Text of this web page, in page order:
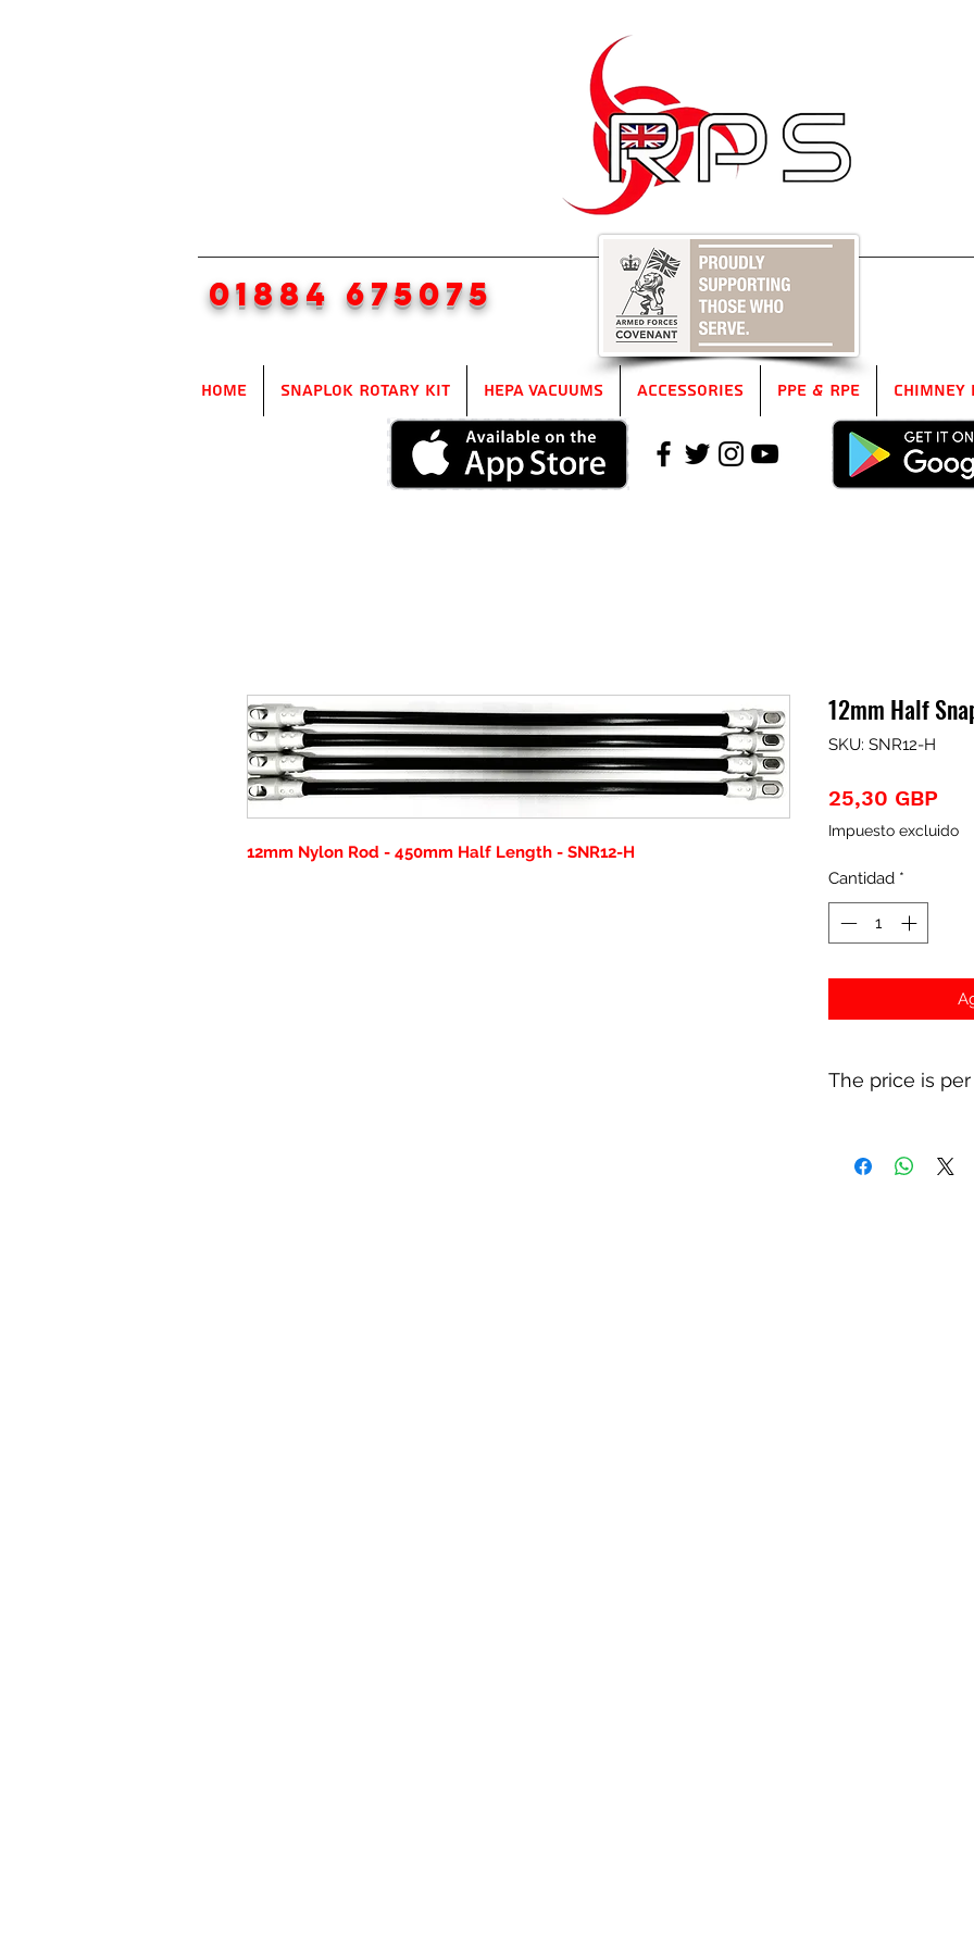
01884 675075
Home SnapLok Rotary Kit HEPA Vacuums Accessories PPE & RPE Chimney
12mm Nylon Rod - 450mm Half Length - SNR12-H
12mm Half
SKU: SNR12-H
25,30 GBP
Impuesto excluido
Cantidad *
The price is per